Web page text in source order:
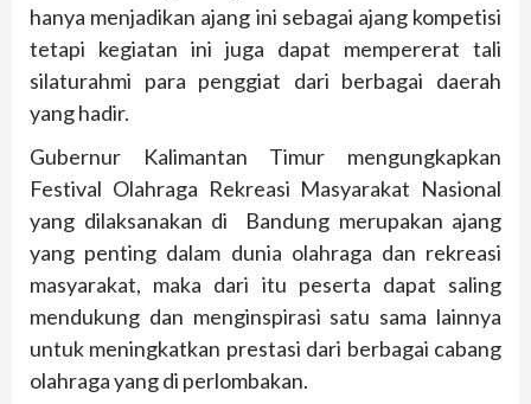
hanya menjadikan ajang ini sebagai ajang kompetisi
tetapi kegiatan ini juga dapat mempererat tali
silaturahmi para penggiat dari berbagai daerah
yang hadir.
Gubernur Kalimantan Timur mengungkapkan
Festival Olahraga Rekreasi Masyarakat Nasional
yang dilaksanakan di Bandung merupakan ajang
yang penting dalam dunia olahraga dan rekreasi
masyarakat, maka dari itu peserta dapat saling
mendukung dan menginspirasi satu sama lainnya
untuk meningkatkan prestasi dari berbagai cabang
olahraga yang di perlombakan.